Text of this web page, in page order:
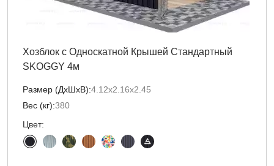
Хозблок с Односкатной Крышей Стандартный
SKOGGY 4м
Размер (ДxШxВ):4.12х2.16х2.45
Вес (кг):380
Цвет: